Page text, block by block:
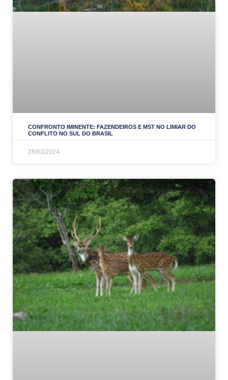
CONFRONTO IMINENTE: FAZENDEIROS E MST NO LIMIAR DO
CONFLITO NO SUL DO BRASIL
28/03/2024